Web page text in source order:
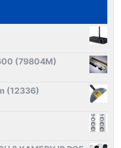
(79804M)
(12336)